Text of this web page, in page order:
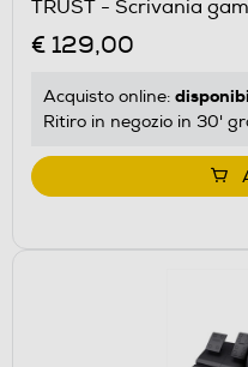
TRUST - Scrivania
€ 129,00
Acquisto online:
Ritiro in negozio in 30'